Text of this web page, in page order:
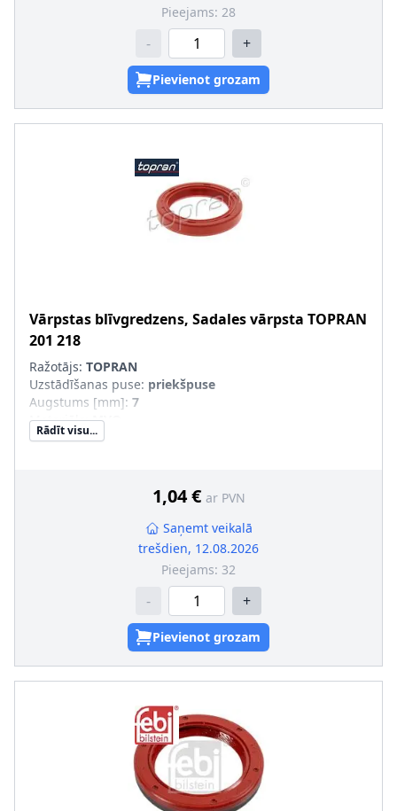
Pieejams: 28
- +
Pievienot grozam
Vārpstas blīvgredzens, Sadales vārpsta TOPRAN
201 218
Ražotājs: TOPRAN
Uzstādīšanas puse: priekšpuse
Augstums [mm]: 7
Materiāls:MVQ
Iekšējais diametrs [mm]
ar putekļu aizsargmaliņu
Rādīt visu...
1,04 € ar PVN
Saņemt veikalā
trešdien, 12.08.2026
Pieejams: 32
- +
Pievienot grozam